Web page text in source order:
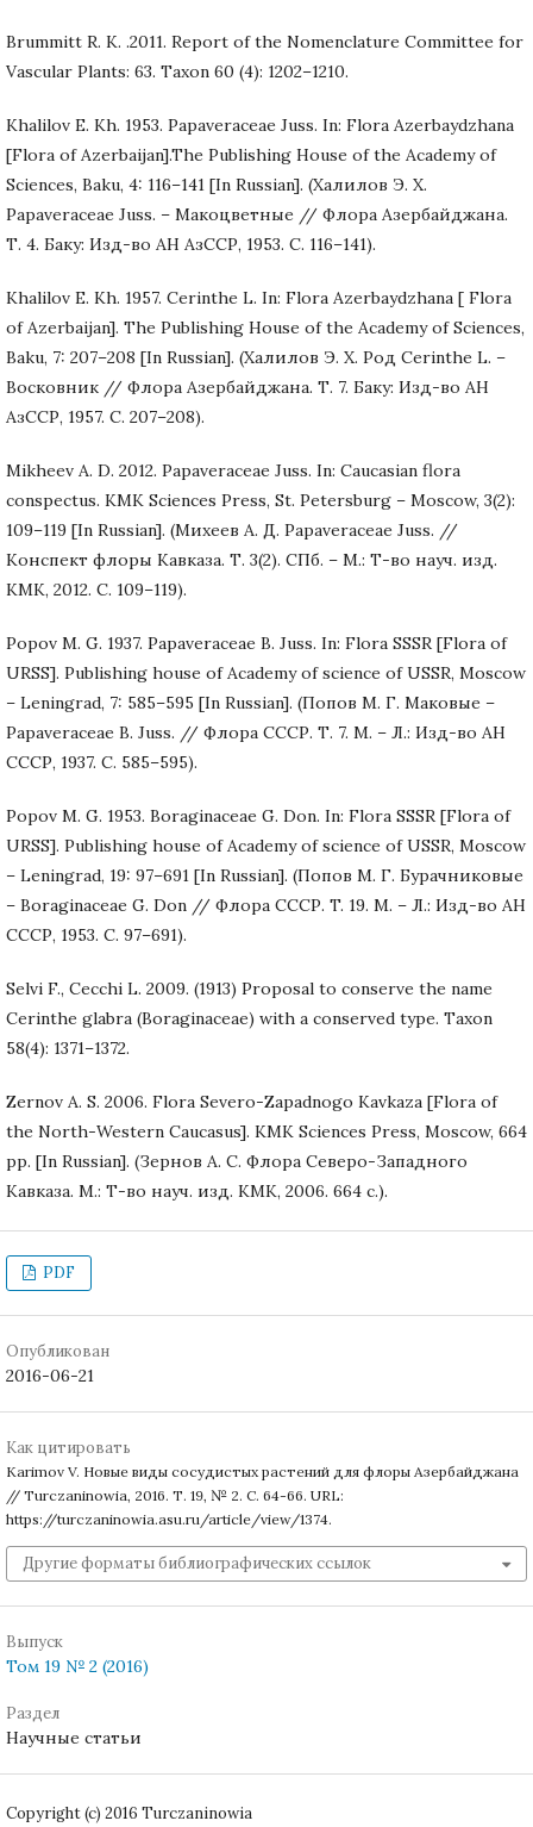
Brummitt R. K. .2011. Report of the Nomenclature Committee for
Vascular Plants: 63. Taxon 60 (4): 1202–1210.
Khalilov E. Kh. 1953. Papaveraceae Juss. In: Flora Azerbaydzhana
[Flora of Azerbaijan].The Рublishing House of the Academy of
Sciences, Baku, 4: 116–141 [In Russian]. (Халилов Э. Х.
Papaveraceae Juss. – Макоцветные // Флора Азербайджана.
Т. 4. Баку: Изд-во АН АзССР, 1953. С. 116–141).
Khalilov E. Kh. 1957. Cerinthe L. In: Flora Azerbaydzhana [ Flora
of Azerbaijan]. The Рublishing House of the Academy of Sciences,
Baku, 7: 207–208 [In Russian]. (Халилов Э. Х. Род Cerinthe L. –
Восковник // Флора Азербайджана. Т. 7. Баку: Изд-во АН
АзССР, 1957. С. 207–208).
Mikheev A. D. 2012. Papaveraceae Juss. In: Caucasian flora
conspectus. KMK Sciences Press, St. Petersburg – Moscow, 3(2):
109–119 [In Russian]. (Михеев А. Д. Papaveraceae Juss. //
Конспект флоры Кавказа. Т. 3(2). СПб. – М.: Т-во науч. изд.
КМК, 2012. С. 109–119).
Popov M. G. 1937. Papaveraceae B. Juss. In: Flora SSSR [Flora of
URSS]. Publishing house of Academy of science of USSR, Moscow
– Leningrad, 7: 585–595 [In Russian]. (Попов М. Г. Маковые –
Papaveraceae B. Juss. // Флора СССР. Т. 7. М. – Л.: Изд-во АН
СССР, 1937. С. 585–595).
Popov M. G. 1953. Boraginaceae G. Don. In: Flora SSSR [Flora of
URSS]. Publishing house of Academy of science of USSR, Moscow
– Leningrad, 19: 97–691 [In Russian]. (Попов М. Г. Бурачниковые
– Boraginaceae G. Don // Флора СССР. T. 19. М. – Л.: Изд-во АН
СССР, 1953. С. 97–691).
Selvi F., Cecchi L. 2009. (1913) Proposal to conserve the name
Cerinthe glabra (Boraginaceae) with a conserved type. Taxon
58(4): 1371–1372.
Zernov A. S. 2006. Flora Severo-Zapadnogo Kavkaza [Flora of
the North-Western Caucasus]. KMK Sciences Press, Moscow, 664
pp. [In Russian]. (Зернов А. С. Флора Северо-Западного
Кавказа. М.: Т-во науч. изд. КМК, 2006. 664 с.).
PDF
Опубликован
2016-06-21
Как цитировать
Karimov V. Новые виды сосудистых растений для флоры Азербайджана
// Turczaninowia, 2016. Т. 19, № 2. С. 64-66. URL:
https://turczaninowia.asu.ru/article/view/1374.
Другие форматы библиографических ссылок
Выпуск
Том 19 № 2 (2016)
Раздел
Научные статьи
Copyright (c) 2016 Turczaninowia